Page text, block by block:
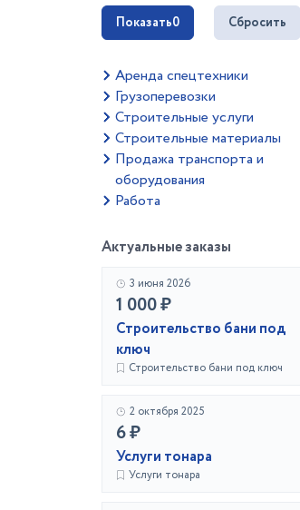
Показать0 Сбросить
Аренда спецтехники
Грузоперевозки
Строительные услуги
Строительные материалы
Продажа транспорта и
оборудования
Работа
Актуальные заказы
3 июня 2026
1 000 ₽
Строительство бани под
ключ
Строительство бани под ключ
2 октября 2025
6 ₽
Услуги тонара
Услуги тонара